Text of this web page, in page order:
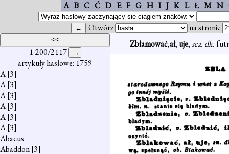
A B C Ć D E F G H I J K L Ł M N
Otwórz na stronie
1-200/2117
artykuły hasłowe: 1759
A[3]
A[3]
A[3]
A[3]
A[3]
A[3]
Abacus
Abaddon[3]
Zbłamować,ał, uje,scz. dk.